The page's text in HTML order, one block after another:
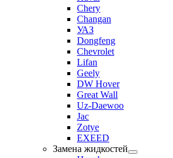
Chery
Changan
УАЗ
Dongfeng
Chevrolet
Lifan
Geely
DW Hover
Great Wall
Uz-Daewoo
Jac
Zotye
EXEED
Замена жидкостей